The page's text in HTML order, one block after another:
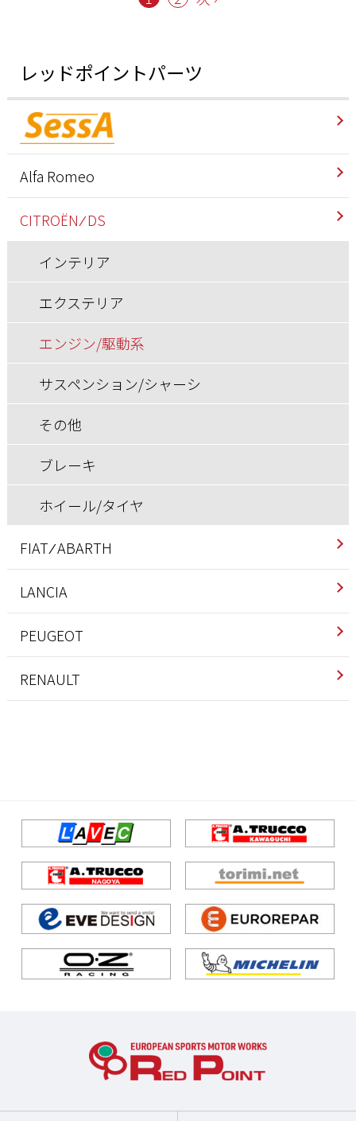
レッドポイントパーツ
Alfa Romeo
インテリア
エクステリア
エンジン/駆動系
サスペンション/シャーシ
その他
ブレーキ
ホイール/タイヤ
CITROËN ⁄ DS
インテリア
エクステリア
エンジン/駆動系
サスペンション/シャーシ
その他
ブレーキ
ホイール/タイヤ
FIAT ⁄ ABARTH
アバルト
インテリア
エクステリア
ブレーキ
ホイール/タイヤ
吸排気系
快適装備
LANCIA
インテリア
エクステリア
ホイール/タイヤ
PEUGEOT
インテリア
その他
ブレーキ
ホイール/タイヤ
吸排気系
RENAULT
ブレーキ
ホイール/タイヤ